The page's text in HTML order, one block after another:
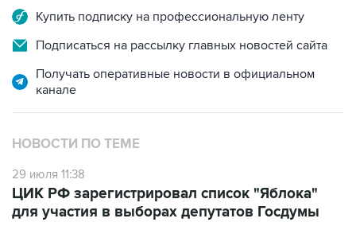
Подписаться на рассылку главных новостей сайта
Получать оперативные новости в официальном
НОВОСТИ ПО ТЕМЕ
29 июля 11:38
для участия в выборах депутатов Госдумы
18 июля 11:35